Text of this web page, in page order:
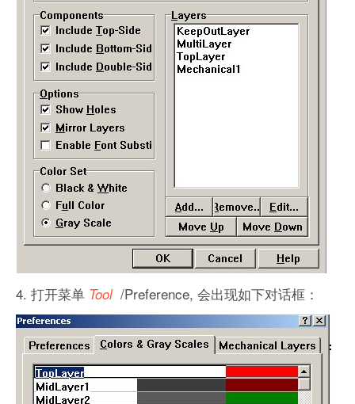
4. 打开菜单 Tool /Preference, 会出现如下对话框：